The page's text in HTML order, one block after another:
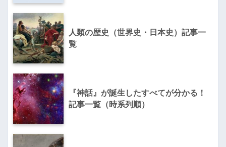
人類の歴史（世界史・日本史）記事一
覧
『神話』が誕生したすべてが分かる！
記事一覧（時系列順）